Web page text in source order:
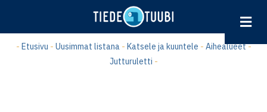
- Etusivu - Uusimmat listana- Katsele ja kuuntele - Aihealueet-
Jutturuletti -